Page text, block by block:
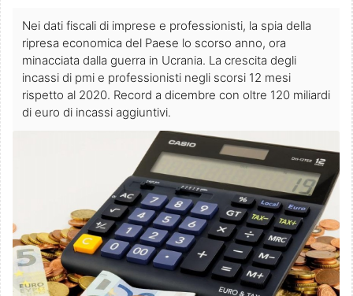
Nei dati fiscali di imprese e professionisti, la spia della
ripresa economica del Paese lo scorso anno, ora
minacciata dalla guerra in Ucrania. La crescita degli
incassi di pmi e professionisti negli scorsi 12 mesi
rispetto al 2020. Record a dicembre con oltre 120 miliardi
di euro di incassi aggiuntivi.